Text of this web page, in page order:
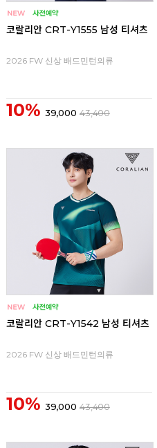
코랄리안 CRT-Y1555 남성 티셔츠
2026 FW 신상 배드민턴의류
10% 39,000 43,400
코랄리안 CRT-Y1542 남성 티셔츠
2026 FW 신상 배드민턴의류
10% 39,000 43,400